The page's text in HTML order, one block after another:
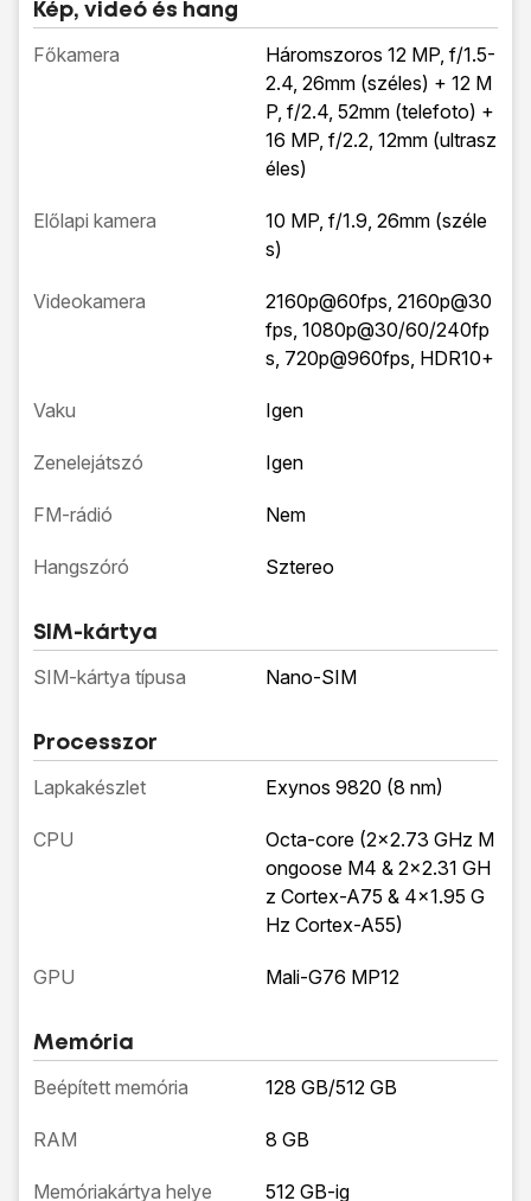
Kép, videó és hang
Főkamera
Háromszoros 12 MP, f/1.5-
2.4, 26mm (széles) + 12 M
P, f/2.4, 52mm (telefoto) +
16 MP, f/2.2, 12mm (ultrasz
éles)
Előlapi kamera
10 MP, f/1.9, 26mm (széle
s)
Videokamera
2160p@60fps, 2160p@30
fps, 1080p@30/60/240fp
s, 720p@960fps, HDR10+
Vaku Igen
Zenelejátszó Igen
FM-rádió Nem
Hangszóró Sztereo
SIM-kártya
SIM-kártya típusa Nano-SIM
Processzor
Lapkakészlet Exynos 9820 (8 nm)
CPU
Octa-core (2x2.73 GHz M
ongoose M4 & 2x2.31 GH
z Cortex-A75 & 4x1.95 G
Hz Cortex-A55)
GPU Mali-G76 MP12
Memória
Beépített memória 128 GB/512 GB
RAM 8 GB
Memóriakártya helye 512 GB-ig